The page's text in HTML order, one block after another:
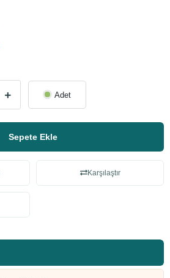
Adet
Sepete Ekle
Karşılaştır